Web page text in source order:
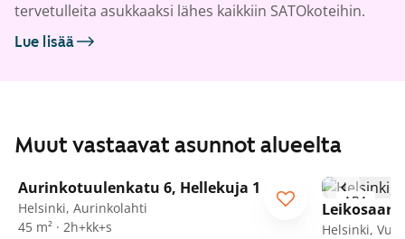
tervetulleita asukkaaksi lähes kaikkiin SATOkoteihin.
Lue lisää
Muut vastaavat asunnot alueelta
Aurinkotuulenkatu 6, Hellekuja 1
Helsinki, Aurinkolahti
45 m² · 2h+kk+s
ARA
Helsinki,